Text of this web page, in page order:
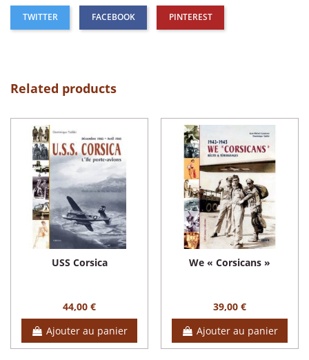
TWITTER FACEBOOK PINTEREST
Related products
USS Corsica
44,00 €
Ajouter au panier
We « Corsicans »
39,00 €
Ajouter au panier